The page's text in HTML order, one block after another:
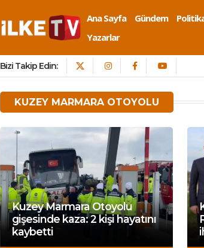
Ana Sayfa Gündem
Yazarlar
Bizi Takip Edin:
KUZEY MARMARA OTOYOLU
Kuzey Marmara Otoyolu
gişesinde kaza: 2 kişi hayatını
kaybetti